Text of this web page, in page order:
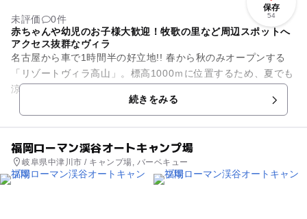
保存
54
未評価
0件
赤ちゃんや幼児のお子様大歓迎！牧歌の里など周辺スポットへ
アクセス抜群なヴィラ
名古屋から車で1時間半の好立地!! 春から秋のみオープンする
「リゾートヴィラ高山」。標高1000ｍに位置するため、夏でも
涼しく快適に過ごすことができます。 コテージ1棟ずつが独立
続きをみる
福岡ローマン渓谷オートキャンプ場
岐阜県中津川市 / キャンプ場, バーベキュー